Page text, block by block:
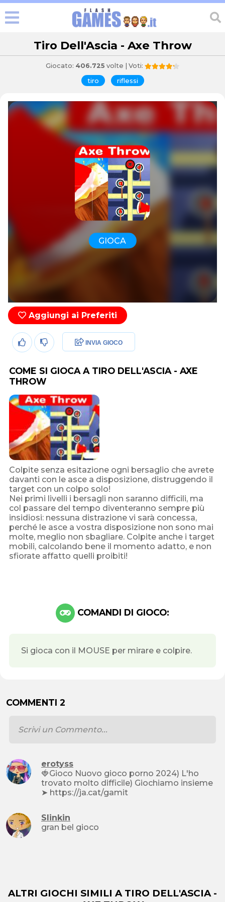
Tiro Dell'Ascia - Axe Throw
Giocato: 406.725 volte | Voti:
tiro riflessi
GIOCA
Aggiungi ai Preferiti
INVIA GIOCO
COME SI GIOCA A TIRO DELL'ASCIA - AXE
THROW
Colpite senza esitazione ogni bersaglio che avrete
davanti con le asce a disposizione, distruggendo il
target con un colpo solo!
Nei primi livelli i bersagli non saranno difficili, ma
col passare del tempo diventeranno sempre più
insidiosi: nessuna distrazione vi sarà concessa,
perché le asce a vostra disposizione non sono mai
molte, meglio non sbagliare. Colpite anche i target
mobili, calcolando bene il momento adatto, e non
sfiorate affatto quelli proibiti!
COMANDI DI GIOCO:
Si gioca con il MOUSE per mirare e colpire.
COMMENTI 2
erotyss
🍓Gioco Nuovo gioco porno 2024) L'ho
trovato molto difficile) Giochiamo insieme
➤ https://ja.cat/gamit
Slinkin
gran bel gioco
ALTRI GIOCHI SIMILI A TIRO DELL'ASCIA -